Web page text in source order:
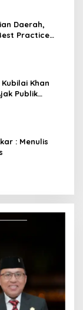
Daerah,
Practice
Khan
Publik
: Menulis